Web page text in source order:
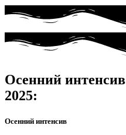
Осенний
2025:
Осенний интенсив